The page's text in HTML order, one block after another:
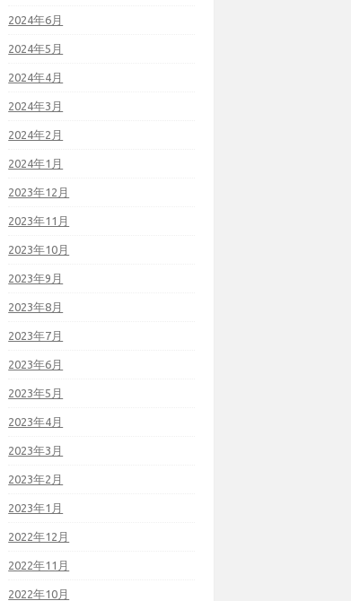
2024年6月
2024年5月
2024年4月
2024年3月
2024年2月
2024年1月
2023年12月
2023年11月
2023年10月
2023年9月
2023年8月
2023年7月
2023年6月
2023年5月
2023年4月
2023年3月
2023年2月
2023年1月
2022年12月
2022年11月
2022年10月